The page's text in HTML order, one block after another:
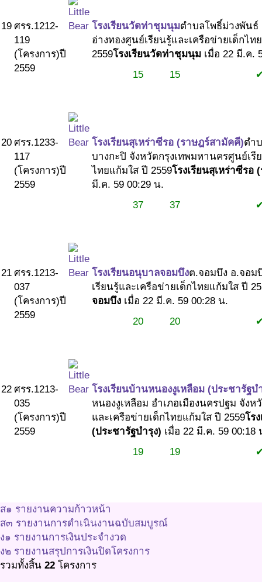
19 ศรร.1212-
119
(โครงการ)ปี
2559
โรงเรียนวัดท่าชุมนุมตำบลโพธิ์ม่วงพันธ์
อ่างทองศูนย์เรียนรู้และเครือข่ายเด็กไท
2559โรงเรียนวัดท่าชุมนุม เมื่อ 22 มี.ค.
15
15
20 ศรร.1233-
117
(โครงการ)ปี
2559
โรงเรียนสุเหร่าซีรอ (ราษฎร์สามัคคี)ตำ
บางกะปิ จังหวัดกรุงเทพมหานครศูนย์เรี
ไทยแก้มใส ปี 2559โรงเรียนสุเหร่าซีรอ
มี.ค. 59 00:29 น.
37
37
21 ศรร.1213-
037
(โครงการ)ปี
2559
โรงเรียนอนุบาลจอมบึงต.จอมบึง อ.จอม
เรียนรู้และเครือข่ายเด็กไทยแก้มใส ปี
จอมบึง เมื่อ 22 มี.ค. 59 00:28 น.
20
20
22 ศรร.1213-
035
(โครงการ)ปี
2559
โรงเรียนบ้านหนองงูเหลือม (ประชารัฐบ
หนองงูเหลือม อำเภอเมืองนครปฐม จัง
และเครือข่ายเด็กไทยแก้มใส ปี 2559โร
(ประชารัฐบำรุง) เมื่อ 22 มี.ค. 59 00:18
19
19
ส๑ รายงานความก้าวหน้า
ส๓ รายงานการดำเนินงานฉบับสมบูรณ์
ง๑ รายงานการเงินประจำงวด
ง๒ รายงานสรุปการเงินปิดโครงการ
รวมทั้งสิ้น 22 โครงการ